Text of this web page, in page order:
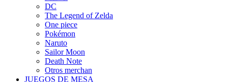
DC
The Legend of Zelda
One piece
Pokémon
Naruto
Sailor Moon
Death Note
Otros merchan
JUEGOS DE MESA